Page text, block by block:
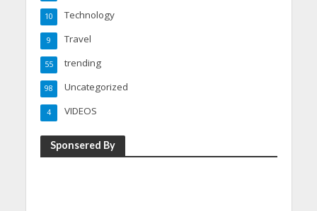
Technology
10
Travel
9
trending
55
Uncategorized
98
VIDEOS
4
Sponsered By